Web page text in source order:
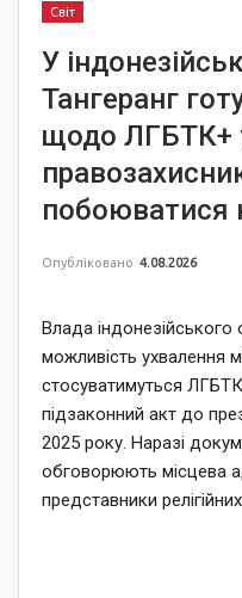
Світ
У
Тангеранг
щодо ЛГБТК+
побоюватися
Опубліковано 4.08.2026
Влада індонезійського
можливість ухвалення
стосуватимуться
підзаконний акт до
2025 року. Наразі
обговорюють місцева
представники